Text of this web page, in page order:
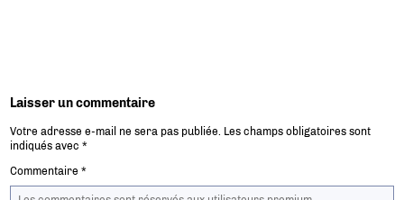
Laisser un commentaire
Votre adresse e-mail ne sera pas publiée. Les champs obligatoires sont
indiqués avec*
Commentaire*